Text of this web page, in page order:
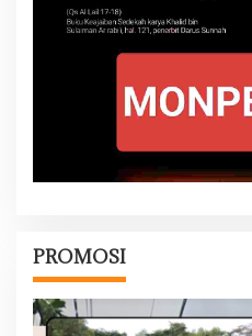
PROMOSI